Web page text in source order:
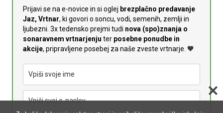
Prijavi se na e-novice in si oglej brezplačno predavanje
Jaz, Vrtnar, ki govori o soncu, vodi, semenih, zemlji in
ljubezni. 3x tedensko prejmi tudi nova (spo)znanja o
sonaravnem vrtnarjenju ter posebne ponudbe in
akcije, pripravljene posebej za naše zveste vrtnarje. 🧡